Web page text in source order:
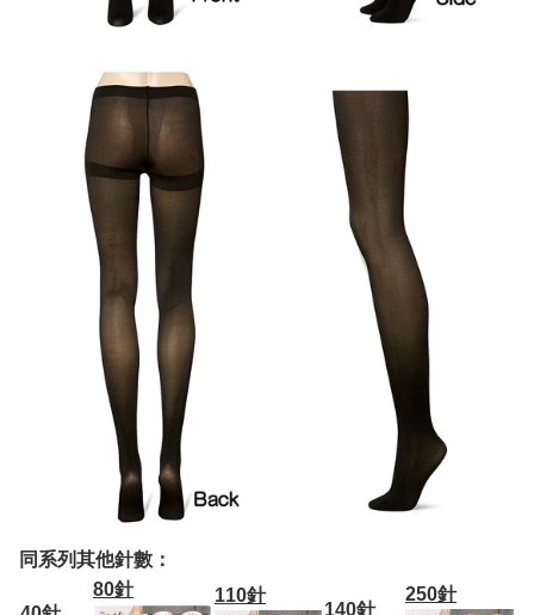
同系列其他針數：
80針 110針
140針
250針